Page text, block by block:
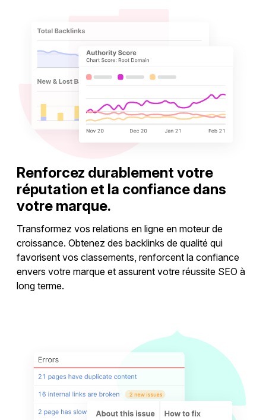
Renforcez durablement votre
réputation et la confiance dans
votre marque.
Transformez vos relations en ligne en moteur de
croissance. Obtenez des backlinks de qualité qui
favorisent vos classements, renforcent la confiance
envers votre marque et assurent votre réussite SEO à
long terme.